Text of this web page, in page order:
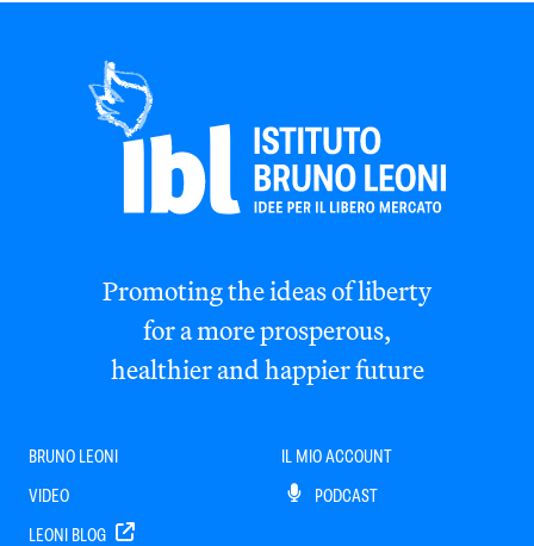
Promoting the ideas of liberty
for a more prosperous,
healthier and happier future
BRUNO LEONI
VIDEO
LEONI BLOG
IL MIO ACCOUNT
PODCAST